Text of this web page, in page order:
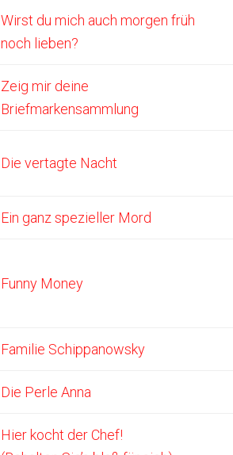
Wirst du mich auch morgen früh
noch lieben?
Zeig mir deine
Briefmarkensammlung
Die vertagte Nacht
Ein ganz spezieller Mord
Funny Money
Familie Schippanowsky
Die Perle Anna
Hier kocht der Chef!